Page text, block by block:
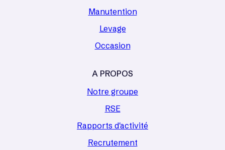
Manutention
Levage
Occasion
A PROPOS
Notre groupe
RSE
Rapports d'activité
Recrutement